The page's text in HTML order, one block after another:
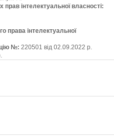
прав інтелектуальної власності:
права інтелектуальної
№: 220501 від 02.09.2022 р.